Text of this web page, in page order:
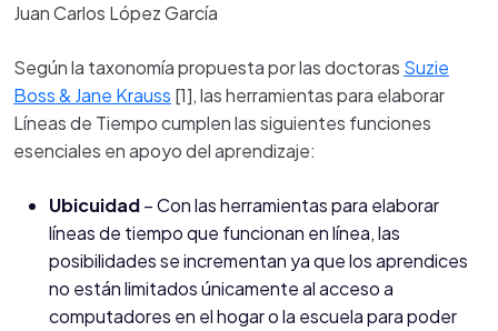
Juan Carlos López García
Según la taxonomía propuesta por las doctoras Suzie
Boss & Jane Krauss [1], las herramientas para elaborar
Líneas de Tiempo cumplen las siguientes funciones
esenciales en apoyo del aprendizaje:
Ubicuidad– Con las herramientas para elaborar
líneas de tiempo que funcionan en línea, las
posibilidades se incrementan ya que los aprendices
no están limitados únicamente al acceso a
computadores en el hogar o la escuela para poder